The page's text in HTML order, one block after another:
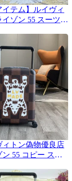
イテム】ルイヴィ
ゾン 55 スーツケ
★モノグラム
ィトン偽物優良店
55 コピー スー